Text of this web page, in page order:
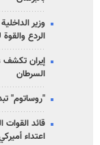
وزير
الردع
إيران تكشف
السرطان
"روساتوم"
قائد القوات
اعتداء